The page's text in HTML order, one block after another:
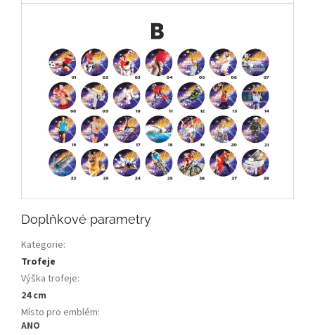
Doplňkové parametry
Kategorie:
Trofeje
Výška trofeje:
24 cm
Místo pro emblém:
ANO